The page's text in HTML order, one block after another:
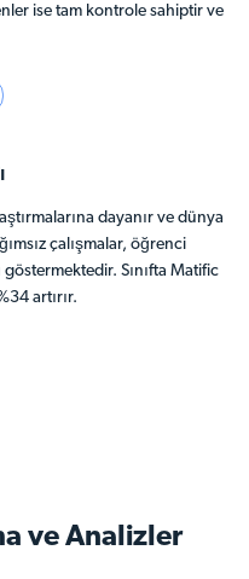
ise tam kontrole sahiptir ve
dayanır ve dünya
çalışmalar, öğrenci
göstermektedir. Sınıfta Matific
artırır.
ve Analizler